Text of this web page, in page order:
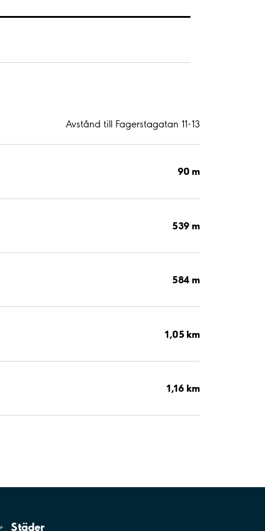
Avstånd till Fagerstagatan 11-13
90 m
539 m
584 m
1,05 km
1,16 km
Städer